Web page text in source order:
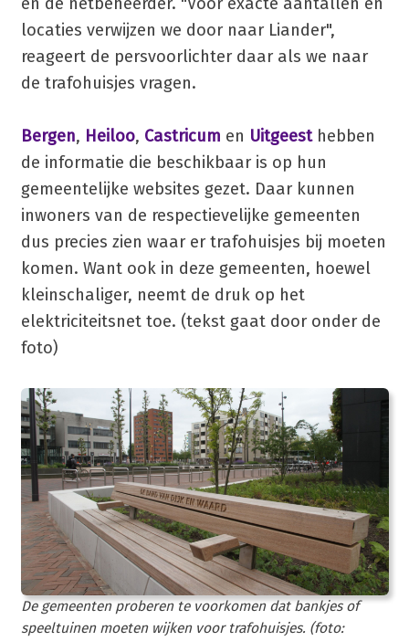
locaties verwijzen we door naar Liander",
reageert de persvoorlichter daar als we naar
de trafohuisjes vragen.
Bergen, Heiloo, Castricum en Uitgeesthebben
de informatie die beschikbaar is op hun
gemeentelijke websites gezet. Daar kunnen
inwoners van de respectievelijke gemeenten
dus precies zien waar er trafohuisjes bij moeten
komen. Want ook in deze gemeenten, hoewel
kleinschaliger, neemt de druk op het
elektriciteitsnet toe. (tekst gaat door onder de
foto)
De gemeenten proberen te voorkomen dat bankjes of
speeltuinen moeten wijken voor trafohuisjes. (foto: